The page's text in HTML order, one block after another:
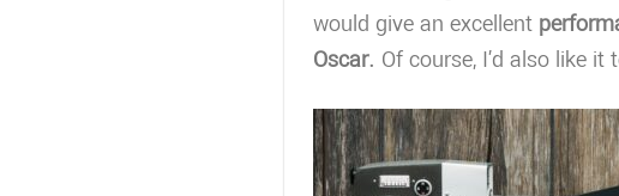
would give an excellent
Oscar. Of course, I’d also like